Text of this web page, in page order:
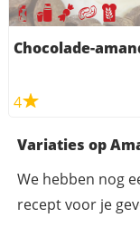
Chocolade-
4
Variaties op
We hebben nog
recept voor je